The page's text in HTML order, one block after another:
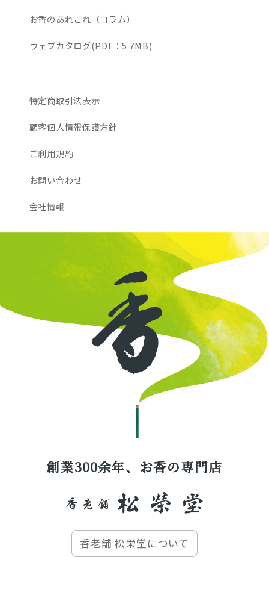
お香のあれこれ（コラム）
ウェブカタログ(PDF：5.7MB)
特定商取引法表示
顧客個人情報保護方針
ご利用規約
お問い合わせ
会社情報
創業300余年、お香の専門店
香老舗 松栄堂について